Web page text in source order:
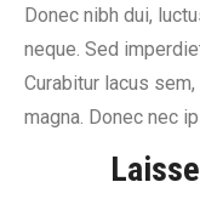
Donec nibh dui,
neque. Sed
Curabitur lacus
magna. Donec nec